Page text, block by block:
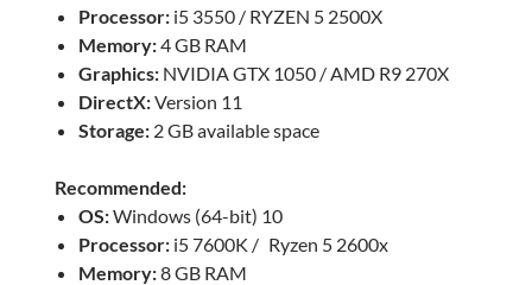
Processor: i5 3550 / RYZEN 5 2500X
Memory:4 GB RAM
Graphics: NVIDIA GTX 1050 / AMD R9 270X
DirectX:Version 11
Storage: 2 GB available space
Recommended:
OS:Windows (64-bit) 10
Processor: i5 7600K / Ryzen 5 2600x
Memory:8 GB RAM